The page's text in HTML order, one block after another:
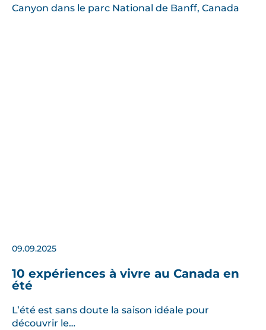
09.09.2025
10 expériences à vivre au Canada en
été
L’été est sans doute la saison idéale pour
découvrir le…